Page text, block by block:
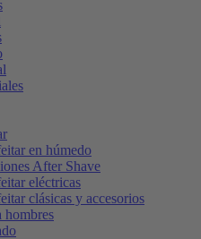
en húmedo
After Shave
eléctricas
clásicas y accesorios
hombres